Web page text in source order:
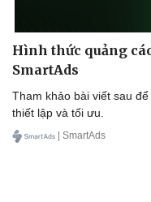
Doanh nghiệp
Thông tin doanh nghiệp
Doanh nghiệp 24h
Doanh nhân
Hình thức quảng
SmartAds
Tham khảo bài viết sau
thiết lập và tối ưu.
| SmartAds